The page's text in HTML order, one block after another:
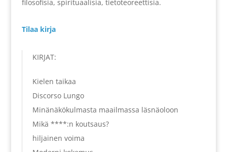
filosofisia, spirituaalisia, tietoteoreettisia.
Tilaa kirja
KIRJAT:
Kielen taikaa
Discorso Lungo
Minänäkökulmasta maailmassa läsnäoloon
Mikä ****:n koutsaus?
hiljainen voima